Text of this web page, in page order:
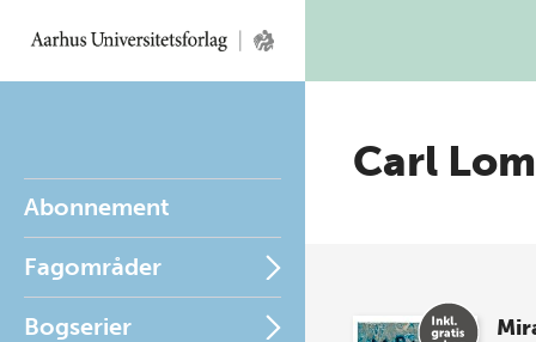
Abonnement
Fagområder
Bogserier
Carl